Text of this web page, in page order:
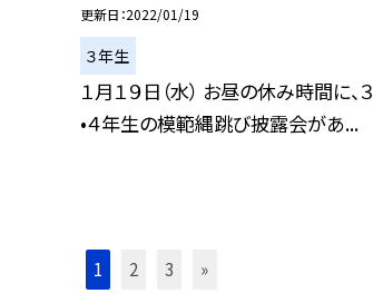
更新日 2022/01/19
３年生
１月１９日（水） お昼の休み時間に、３
•４年生の模範縄跳び披露会があ...
1 2 3 »